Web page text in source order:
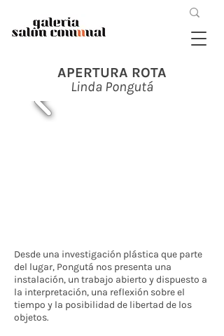
APERTURA ROTA
Linda Pongutá
Desde una investigación plástica que parte
del lugar, Pongutá nos presenta una
instalación, un trabajo abierto y dispuesto a
la interpretación, una reflexión sobre el
tiempo y la posibilidad de libertad de los
objetos.